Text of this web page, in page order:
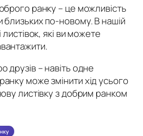
ранку – це можливість
близьких по-новому. В нашій
листівок, які ви можете
друзів – навіть одне
може змінити хід усього
листівку з добрим ранком